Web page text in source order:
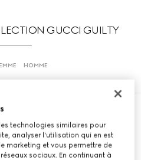
GUCCI GUILTY
HOMME
technologies similaires pour
analyser l'utilisation qui en est
marketing et vous permettre de
sociaux. En continuant à